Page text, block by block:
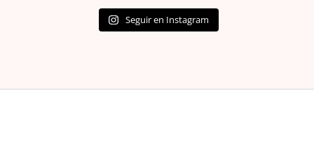
Seguir en Instagram